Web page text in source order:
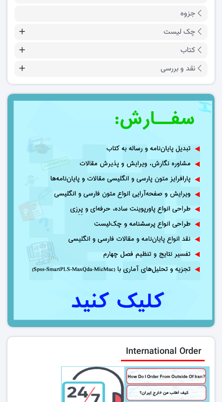
جزوه
چک لیست
کتاب
نقد و بررسی
International Order